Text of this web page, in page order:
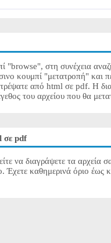
στη συνέχεια
κουμπί "μετατροπή" και
από html σε pdf. Η
του αρχείου που θα
σε pdf
να διαγράψετε τα αρχεία
Έχετε καθημερινά όριο έως